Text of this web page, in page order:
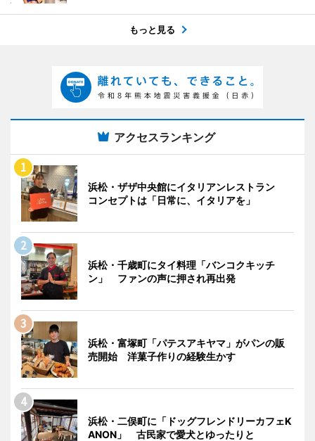
もっと見る
アクセスランキング
浜松・ザザ中央館にイタリアンレストラン
コンセプトは「日常に、イタリアを」
浜松・千歳町にタイ料理「バンコクキッチ
ン」 ファンの声に押され再出発
浜松・富塚町「パテスアキヤマ」がパンの販
売開始 洋菓子作りの経験生かす
浜松・二俣町に「ドッグフレンドリーカフェK
ANON」 古民家で愛犬とゆったりと